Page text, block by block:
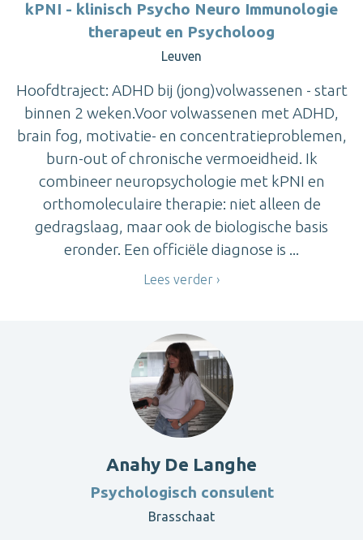
kPNI - klinisch Psycho Neuro Immunologie
therapeut en Psycholoog
Leuven
Hoofdtraject: ADHD bij (jong)volwassenen - start
binnen 2 weken.Voor volwassenen met ADHD,
brain fog, motivatie- en concentratieproblemen,
burn-out of chronische vermoeidheid. Ik
combineer neuropsychologie met kPNI en
orthomoleculaire therapie: niet alleen de
gedragslaag, maar ook de biologische basis
eronder. Een officiële diagnose is ...
Lees verder
Anahy De Langhe
Psychologisch consulent
Brasschaat